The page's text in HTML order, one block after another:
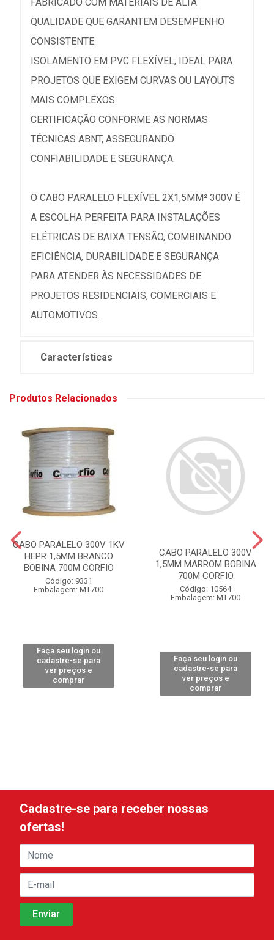
QUALIDADE QUE GARANTEM DESEMPENHO
CONSISTENTE.
ISOLAMENTO EM PVC FLEXÍVEL, IDEAL PARA
PROJETOS QUE EXIGEM CURVAS OU LAYOUTS
MAIS COMPLEXOS.
CERTIFICAÇÃO CONFORME AS NORMAS
TÉCNICAS ABNT, ASSEGURANDO
CONFIABILIDADE E SEGURANÇA.
O CABO PARALELO FLEXÍVEL 2X1,5MM² 300V É
A ESCOLHA PERFEITA PARA INSTALAÇÕES
ELÉTRICAS DE BAIXA TENSÃO, COMBINANDO
EFICIÊNCIA, DURABILIDADE E SEGURANÇA
PARA ATENDER ÀS NECESSIDADES DE
PROJETOS RESIDENCIAIS, COMERCIAIS E
AUTOMOTIVOS.
Características
Produtos Relacionados
CABO PARALELO 300V 1KV
HEPR 1,5MM BRANCO
BOBINA 700M CORFIO
Código: 9331
Embalagem: MT700
Faça seu login ou
cadastre-se para
ver preços e
comprar
CABO PARALELO 300V
1,5MM MARROM BOBINA
700M CORFIO
Código: 10564
Embalagem: MT700
Faça seu login ou
cadastre-se para
ver preços e
comprar
Cadastre-se para receber nossas
ofertas!